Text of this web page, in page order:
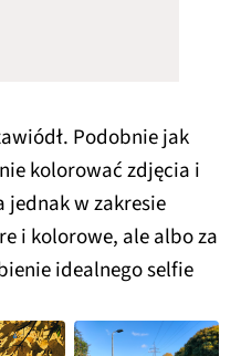
Podobnie jak
kolorować zdjęcia i
w zakresie
i kolorowe, ale albo za
idealnego selfie